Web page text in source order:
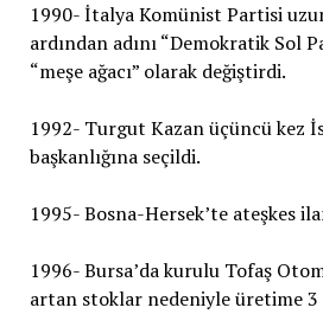
1990- İtalya Komünist Partisi
ardından adını “Demokratik Sol
“meşe ağacı” olarak değiştirdi.
1992- Turgut Kazan üçüncü kez
başkanlığına seçildi.
1995- Bosna-Hersek’te ateşkes
1996- Bursa’da kurulu Tofaş
artan stoklar nedeniyle üretime